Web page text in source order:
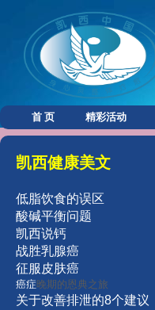
首 页 精彩活动
凯西健康美文
低脂饮食的误区
酸碱平衡问题
凯西说钙
战胜乳腺癌
征服皮肤癌
癌症晚期的恩典之旅
关于改善排泄的8个建议